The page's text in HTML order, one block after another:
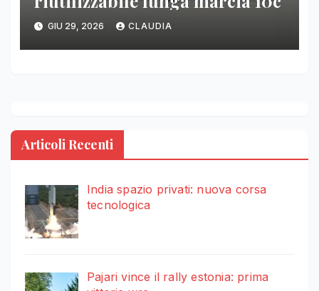
GIU 29, 2026 CLAUDIA
Articoli Recenti
India spazio privati: nuova corsa
tecnologica
Pajari vince il rally estonia: prima